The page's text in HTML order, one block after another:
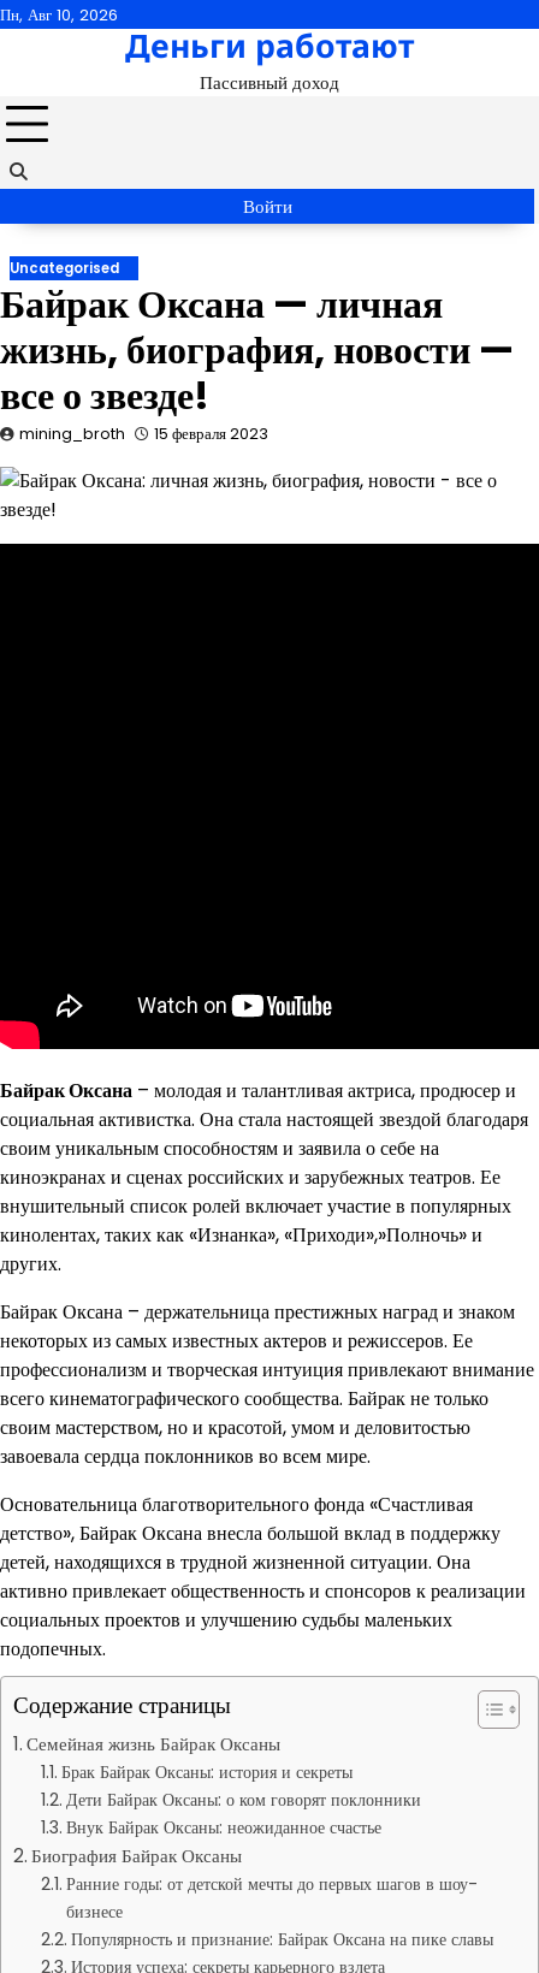
Перейти
Пн, Авг 10, 2026
Деньги работают
Пассивный доход
Войти
Uncategorised
Байрак Оксана — личная
жизнь, биография, новости —
все о звезде!
mining_broth 15 февраля 2023
Байрак Оксана – молодая и талантливая актриса, продюсер и
социальная активистка. Она стала настоящей звездой благодаря
своим уникальным способностям и заявила о себе на
киноэкранах и сценах российских и зарубежных театров. Ее
внушительный список ролей включает участие в популярных
кинолентах, таких как «Изнанка», «Приходи»,»Полночь» и
других.
Байрак Оксана – держательница престижных наград и знаком
некоторых из самых известных актеров и режиссеров. Ее
профессионализм и творческая интуиция привлекают внимание
всего кинематографического сообщества. Байрак не только
своим мастерством, но и красотой, умом и деловитостью
завоевала сердца поклонников во всем мире.
Основательница благотворительного фонда «Счастливая
детство», Байрак Оксана внесла большой вклад в поддержку
детей, находящихся в трудной жизненной ситуации. Она
активно привлекает общественность и спонсоров к реализации
социальных проектов и улучшению судьбы маленьких
подопечных.
Содержание страницы
Семейная жизнь Байрак Оксаны
Брак Байрак Оксаны: история и секреты
Дети Байрак Оксаны: о ком говорят поклонники
Внук Байрак Оксаны: неожиданное счастье
Биография Байрак Оксаны
Ранние годы: от детской мечты до первых шагов в шоу-
бизнесе
Популярность и признание: Байрак Оксана на пике славы
История успеха: секреты карьерного взлета